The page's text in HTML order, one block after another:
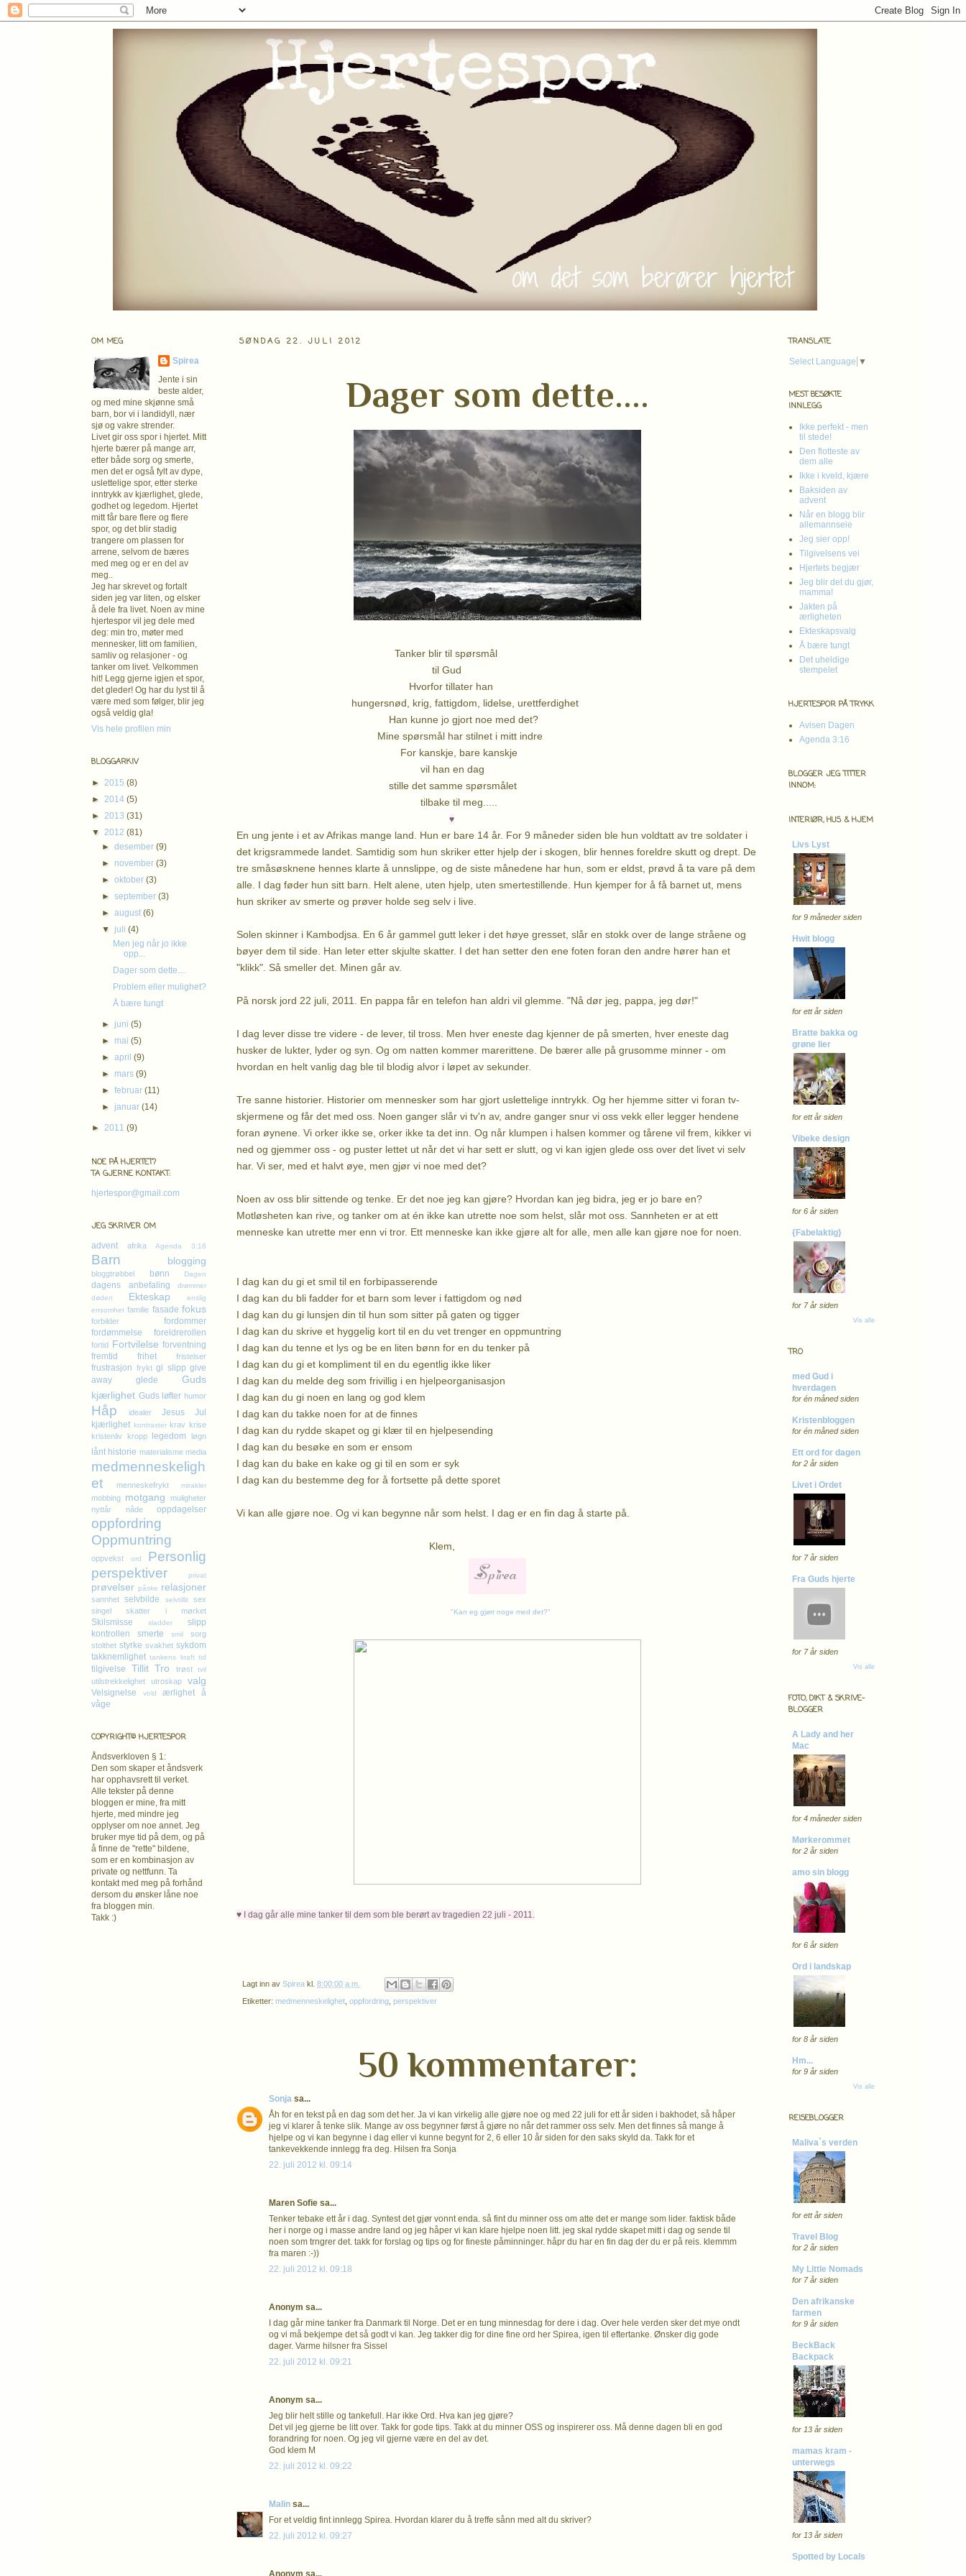
SØNDAG 22. JULI 2012
Dager som dette....
Tanker blir til spørsmål
til Gud
Hvorfor tillater han
hungersnød, krig, fattigdom, lidelse, urettferdighet
Han kunne jo gjort noe med det?
Mine spørsmål har stilnet i mitt indre
For kanskje, bare kanskje
vil han en dag
stille det samme spørsmålet
tilbake til meg.....
♥
En ung jente i et av Afrikas mange land. Hun er bare 14 år. For 9 måneder siden ble hun voldtatt av tre soldater i
det krigsrammede landet. Samtidig som hun skriker etter hjelp der i skogen, blir hennes foreldre skutt og drept. De
tre småsøsknene hennes klarte å unnslippe, og de siste månedene har hun, som er eldst, prøvd å ta vare på dem
alle. I dag føder hun sitt barn. Helt alene, uten hjelp, uten smertestillende. Hun kjemper for å få barnet ut, mens
hun skriker av smerte og prøver holde seg selv i live.
Solen skinner i Kambodjsa. En 6 år gammel gutt leker i det høye gresset, slår en stokk over de lange stråene og
bøyer dem til side. Han leter etter skjulte skatter. I det han setter den ene foten foran den andre hører han et
"klikk". Så smeller det. Minen går av.
På norsk jord 22 juli, 2011. En pappa får en telefon han aldri vil glemme. "Nå dør jeg, pappa, jeg dør!"
I dag lever disse tre videre - de lever, til tross. Men hver eneste dag kjenner de på smerten, hver eneste dag
husker de lukter, lyder og syn. Og om natten kommer marerittene. De bærer alle på grusomme minner - om
hvordan en helt vanlig dag ble til blodig alvor i løpet av sekunder.
Tre sanne historier. Historier om mennesker som har gjort uslettelige inntrykk. Og her hjemme sitter vi foran tv-
skjermene og får det med oss. Noen ganger slår vi tv'n av, andre ganger snur vi oss vekk eller legger hendene
foran øynene. Vi orker ikke se, orker ikke ta det inn. Og når klumpen i halsen kommer og tårene vil frem, kikker vi
ned og gjemmer oss - og puster lettet ut når det vi har sett er slutt, og vi kan igjen glede oss over det livet vi selv
har. Vi ser, med et halvt øye, men gjør vi noe med det?
Noen av oss blir sittende og tenke. Er det noe jeg kan gjøre? Hvordan kan jeg bidra, jeg er jo bare en?
Motløsheten kan rive, og tanker om at én ikke kan utrette noe som helst, slår mot oss. Sannheten er at ett
menneske kan utrette mer enn vi tror. Ett menneske kan ikke gjøre alt for alle, men alle kan gjøre noe for noen.
I dag kan du gi et smil til en forbipasserende
I dag kan du bli fadder for et barn som lever i fattigdom og nød
I dag kan du gi lunsjen din til hun som sitter på gaten og tigger
I dag kan du skrive et hyggelig kort til en du vet trenger en oppmuntring
I dag kan du tenne et lys og be en liten bønn for en du tenker på
I dag kan du gi et kompliment til en du egentlig ikke liker
I dag kan du melde deg som frivillig i en hjelpeorganisasjon
I dag kan du gi noen en lang og god klem
I dag kan du takke noen for at de finnes
I dag kan du rydde skapet og gi klær til en hjelpesending
I dag kan du besøke en som er ensom
I dag kan du bake en kake og gi til en som er syk
I dag kan du bestemme deg for å fortsette på dette sporet
Vi kan alle gjøre noe. Og vi kan begynne når som helst. I dag er en fin dag å starte på.
Klem,
"Kan eg gjørr noge med det?"
♥ I dag går alle mine tanker til dem som ble berørt av tragedien 22 juli - 2011.
Lagt inn av Spirea kl. 8:00:00 a.m.
Etiketter: medmenneskelighet oppfordring perspektiver
50 kommentarer:
Sonja sa...
Åh for en tekst på en dag som det her. Ja vi kan virkelig alle gjøre noe og med 22 juli for ett år siden i bakhodet, så håper
jeg vi klarer å tenke slik. Mange av oss begynner først å gjøre no når det rammer oss selv. Men det finnes så mange å
hjelpe og vi kan begynne i dag eller vi kunne begynt for 2, 6 eller 10 år siden for den saks skyld da. Takk for et
tankevekkende innlegg fra deg. Hilsen fra Sonja
22. juli 2012 kl. 09:14
Maren Sofie sa...
Tenker tebake ett år i dag. Syntest det gjør vonnt enda. så fint du minner oss om atte det er mange som lider. faktisk både
her i norge og i masse andre land og jeg håper vi kan klare hjelpe noen litt. jeg skal rydde skapet mitt i dag og sende til
noen som trngrer det. takk for forslag og tips og for fineste påminninger. håpr du har en fin dag der du er på reis. klemmm
fra maren :-))
22. juli 2012 kl. 09:18
Anonym sa...
I dag går mine tanker fra Danmark til Norge. Det er en tung minnesdag for dere i dag. Over hele verden sker det mye ondt
og vi må bekjempe det så godt vi kan. Jeg takker dig for dine fine ord her Spirea, igen til eftertanke. Ønsker dig gode
dager. Varme hilsner fra Sissel
22. juli 2012 kl. 09:21
Anonym sa...
Jeg blir helt stille og tankefull. Har ikke Ord. Hva kan jeg gjøre?
Det vil jeg gjerne be litt over. Takk for gode tips. Takk at du minner OSS og inspirerer oss. Må denne dagen bli en god
forandring for noen. Og jeg vil gjerne være en del av det.
God klem M
22. juli 2012 kl. 09:22
Malin sa...
For et veldig fint innlegg Spirea. Hvordan klarer du å treffe sånn med alt du skriver?
22. juli 2012 kl. 09:27
Anonym sa...
OM MEG
Spirea
Jente i sin
beste alder,
og med mine skjønne små
barn, bor vi i landidyll, nær
sjø og vakre strender.
Livet gir oss spor i hjertet. Mitt
hjerte bærer på mange arr,
etter både sorg og smerte,
men det er også fylt av dype,
uslettelige spor, etter sterke
inntrykk av kjærlighet, glede,
godhet og legedom. Hjertet
mitt får bare flere og flere
spor, og det blir stadig
trangere om plassen for
arrene, selvom de bæres
med meg og er en del av
meg..
Jeg har skrevet og fortalt
siden jeg var liten, og elsker
å dele fra livet. Noen av mine
hjertespor vil jeg dele med
deg: min tro, møter med
mennesker, litt om familien,
samliv og relasjoner - og
tanker om livet. Velkommen
hit! Legg gjerne igjen et spor,
det gleder! Og har du lyst til å
være med som følger, blir jeg
også veldig gla!
Vis hele profilen min
BLOGGARKIV
► 2015 (8)
► 2014 (5)
► 2013 (31)
▼ 2012 (81)
►desember(9)
► november(3)
►oktober(3)
►september(3)
►august(6)
▼ juli(4)
Men jeg når jo ikke
opp...
Dager som dette....
Problem eller mulighet?
Å bære tungt
► juni(5)
► mai(5)
►april(9)
► mars(9)
►februar(11)
► januar(14)
► 2011 (9)
NOE PÅ HJERTET?
TA GJERNE KONTAKT:
hjertespor@gmail.com
JEG SKRIVER OM
advent afrika Agenda 3:16
Barn blogging
bloggtrøbbel bønn Dagen
dagens anbefaling
drømmer
døden
Ekteskap
enslig
ensomhet familie fasade fokus
forbilder
fordommer
fordømmelse
foreldrerollen
fortid Fortvilelse forventning
fremtid
frihet fristelser
frustrasjon frykt gi slipp give
away
glede
Guds
kjærlighet Guds løfter humor
Håp idealer Jesus
Jul
kjærlighet kontraster krav krise
kristenliv kropp legedom løgn
lånt historie materialisme media
medmenneskeligh
et
menneskefrykt mirakler
mobbing motgang
muligheter
nyttår
nåde oppdagelser
oppfordring
Oppmuntring
oppvekst ord
Personlig
perspektiver
privat
prøvelser påske relasjoner
sannhet selvbilde selvtillit
sex
singel
skatter i mørket
Skilsmisse sladder
slipp
kontrollen
smerte smil
sorg
stolthet styrke svakhet sykdom
takknemlighet tankens kraft tid
tilgivelse Tillit Tro trøst tvil
utilstrekkelighet utroskap valg
Velsignelse vold ærlighet
å
våge
COPYRIGHT© HJERTESPOR
Åndsverkloven § 1:
Den som skaper et åndsverk
har opphavsretttil verket.
Alle tekster på denne
bloggen er mine, fra mitt
hjerte, med mindre jeg
opplyser om noe annet. Jeg
bruker mye tid på dem, og på
å finne de "rette" bildene,
som er en kombinasjon av
private og nettfunn. Ta
kontakt med meg på forhånd
dersom du ønsker låne noe
fra bloggen min.
Takk :)
TRANSLATE
Select Language ▼
MEST BESØKTE
INNLEGG
Ikke perfekt - men
til stede!
Den flotteste av
dem alle
Ikke i kveld, kjære
Baksiden av
advent
Når en blogg blir
allemannseie
Jeg sier opp!
Tilgivelsens vei
Hjertets begjær
Jeg blir det du gjør,
mamma!
Jakten på
ærligheten
Ekteskapsvalg
Å bære tungt
Det uheldige
stempelet
HJERTESPOR PÅ TRYKK
Avisen Dagen
Agenda 3:16
BLOGGER JEG TITTER
INNOM:
INTERIØR, HUS & HJEM
Livs Lyst
for 9 måneder siden
Hwit blogg
for ett år siden
Bratte bakka og
grøne lier
for ett år siden
Vibeke design
for 6 år siden
{Fabelaktig}
for 7 år siden
Vis alle
TRO
med Gud i
hverdagen
for én måned siden
Kristenbloggen
for én måned siden
Ett ord for dagen
for 2 år siden
Livet i Ordet
for 7 år siden
Fra Guds hjerte
for 7 år siden
Vis alle
FOTO, DIKT & SKRIVE-
BLOGGER
A Lady and her
Mac
for 4 måneder siden
Mørkerommet
for 2 år siden
amo sin blogg
for 6 år siden
Ord i landskap
for 8 år siden
Hm...
for 9 år siden
Vis alle
REISEBLOGGER
Maliva`s verden
for ett år siden
Travel Blog
for 2 år siden
My Little Nomads
for 7 år siden
Den afrikanske
farmen
for 9 år siden
BeckBack
Backpack
for 13 år siden
mamas kram -
unterwegs
for 13 år siden
Spotted by Locals